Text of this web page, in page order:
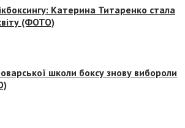
Катерина Титаренко стала
(ФОТО)
школи боксу знову вибороли